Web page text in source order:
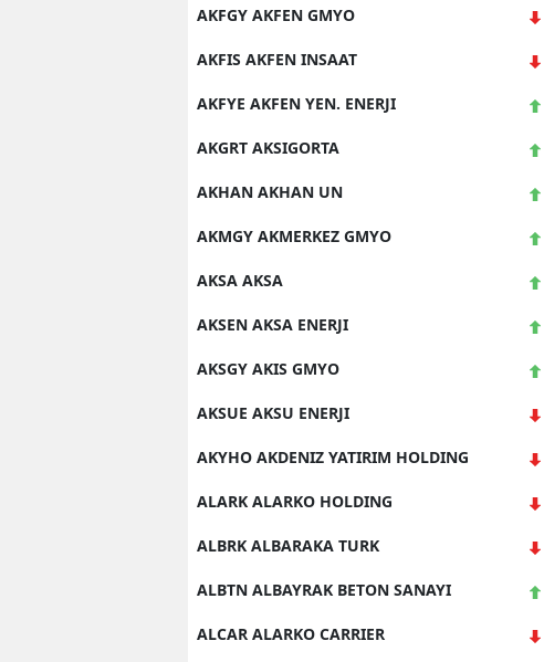
AKFGY AKFEN GMYO
AKFIS AKFEN INSAAT
AKFYE AKFEN YEN. ENERJI
AKGRT AKSIGORTA
AKHAN AKHAN UN
AKMGY AKMERKEZ GMYO
AKSA AKSA
AKSEN AKSA ENERJI
AKSGY AKIS GMYO
AKSUE AKSU ENERJI
AKYHO AKDENIZ YATIRIM HOLDING
ALARK ALARKO HOLDING
ALBRK ALBARAKA TURK
ALBTN ALBAYRAK BETON SANAYI
ALCAR ALARKO CARRIER